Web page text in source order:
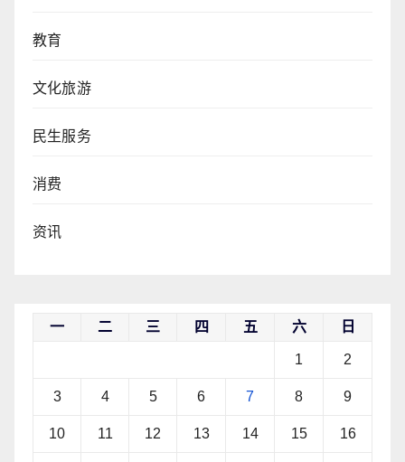
教育
文化旅游
民生服务
消费
资讯
一 二 三 四 五 六 日
1 2
3 4 5 6 7 8 9
10 11 12 13 14 15 16